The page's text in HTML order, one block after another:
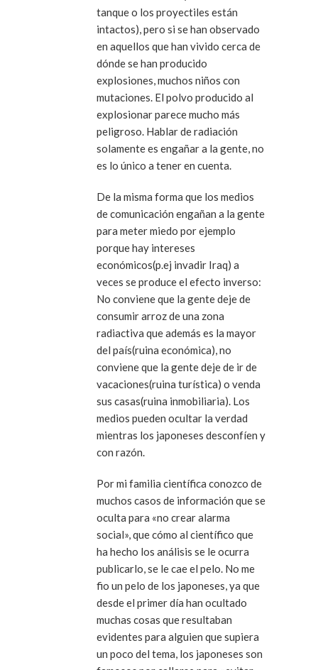
tanque o los proyectiles están
intactos), pero si se han observado
en aquellos que han vivido cerca de
dónde se han producido
explosiones, muchos niños con
mutaciones. El polvo producido al
explosionar parece mucho más
peligroso. Hablar de radiación
solamente es engañar a la gente, no
es lo único a tener en cuenta.
De la misma forma que los medios
de comunicación engañan a la gente
para meter miedo por ejemplo
porque hay intereses
económicos(p.ej invadir Iraq) a
veces se produce el efecto inverso:
No conviene que la gente deje de
consumir arroz de una zona
radiactiva que además es la mayor
del país(ruina económica), no
conviene que la gente deje de ir de
vacaciones(ruina turística) o venda
sus casas(ruina inmobiliaria). Los
medios pueden ocultar la verdad
mientras los japoneses desconfíen y
con razón.
Por mi familia científica conozco de
muchos casos de información que se
oculta para «no crear alarma
social», que cómo al científico que
ha hecho los análisis se le ocurra
publicarlo, se le cae el pelo. No me
fio un pelo de los japoneses, ya que
desde el primer día han ocultado
muchas cosas que resultaban
evidentes para alguien que supiera
un poco del tema, los japoneses son